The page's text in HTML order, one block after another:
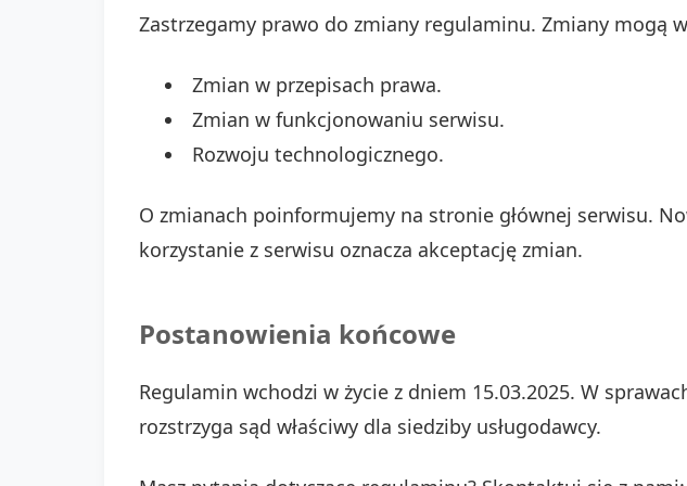
Zastrzegamy prawo do zmiany regulaminu. Zmiany mogą
Zmian w przepisach prawa.
Zmian w funkcjonowaniu serwisu.
Rozwoju technologicznego.
O zmianach poinformujemy na stronie głównej serwisu.
korzystanie z serwisu oznacza akceptację zmian.
Postanowienia końcowe
Regulamin wchodzi w życie z dniem 15.03.2025. W
rozstrzyga sąd właściwy dla siedziby usługodawcy.